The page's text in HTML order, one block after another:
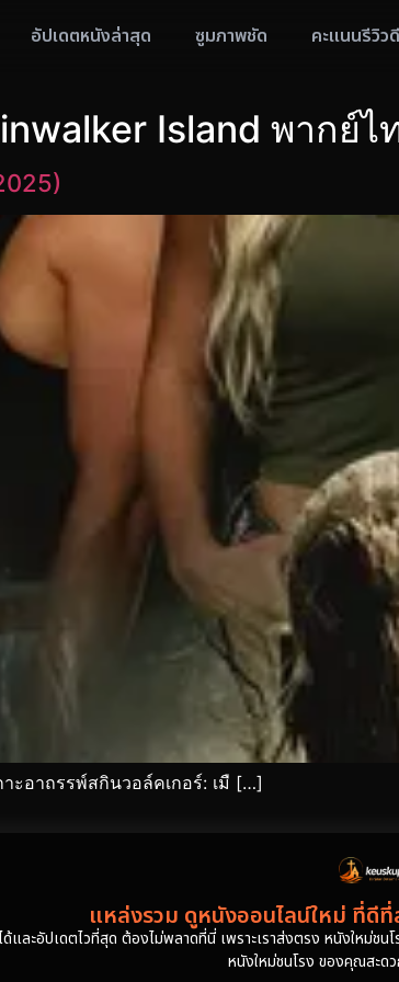
อัปเดตหนังล่าสุด ซูมภาพชัด คะแนนรีวิวดี
Island พากย์ไ
ะอาถรรพ์สกินวอล์คเกอร์: เมื […]
แหล่งรวม ดูหนังออนไลน์ใหม่ ที่ดีที่
ละอัปเดตไวที่สุด ต้องไม่พลาดที่นี่ เพราะเราส่งตรง หนังใหม่ช
หนังใหม่ชนโรง ของคุณสะด